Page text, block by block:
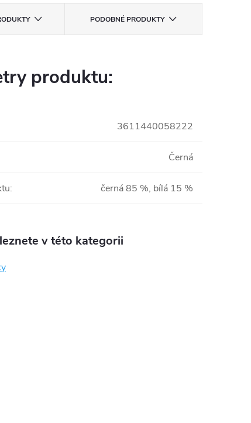
PODOBNÉ PRODUKTY
produktu:
3611440058222
Černá
: černá 85 %, bílá 15 %
v této kategorii